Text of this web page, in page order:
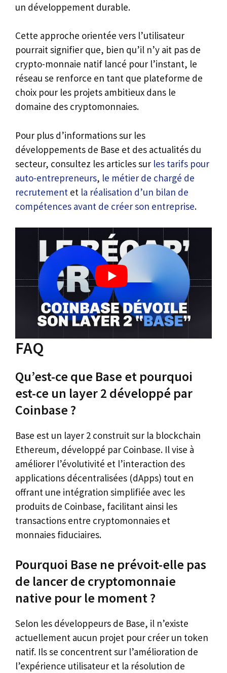
un développement durable.
Cette approche orientée vers l’utilisateur
pourrait signifier que, bien qu’il n’y ait pas de
crypto-monnaie natif lancé pour l’instant, le
réseau se renforce en tant que plateforme de
choix pour les projets ambitieux dans le
domaine des cryptomonnaies.
Pour plus d’informations sur les
développements de Base et des actualités du
secteur, consultez les articles sur les tarifs pour
auto-entrepreneurs, le métier de chargé de
recrutement et la réalisation d’un bilan de
compétences avant de créer son entreprise.
FAQ
Qu’est-ce que Base et pourquoi
est-ce un layer 2 développé par
Coinbase ?
Base est un layer 2 construit sur la blockchain
Ethereum, développé par Coinbase. Il vise à
améliorer l’évolutivité et l’interaction des
applications décentralisées (dApps) tout en
offrant une intégration simplifiée avec les
produits de Coinbase, facilitant ainsi les
transactions entre cryptomonnaies et
monnaies fiduciaires.
Pourquoi Base ne prévoit-elle pas
de lancer de cryptomonnaie
native pour le moment ?
Selon les développeurs de Base, il n’existe
actuellement aucun projet pour créer un token
natif. Ils se concentrent sur l’amélioration de
l’expérience utilisateur et la résolution de